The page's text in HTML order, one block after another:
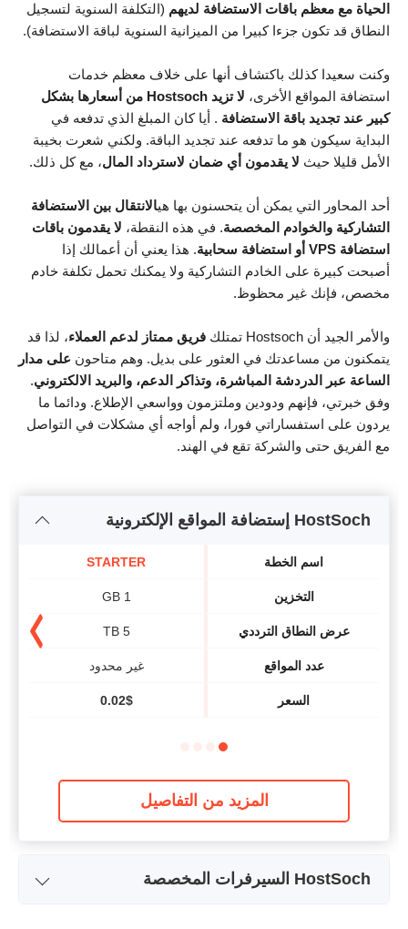
الحياة مع معظم باقات الاستضافة لديهم (التكلفة السنوية لتسجيل
النطاق قد تكون جزءا كبيرا من الميزانية السنوية لباقة الاستضافة).
وكنت سعيدا كذلك باكتشاف أنها على خلاف معظم خدمات
استضافة المواقع الأخرى،
لا تزيد Hostsoch من أسعارها بشكل
كبير عند تجديد باقة الاستضافة . أيا كان المبلغ الذي تدفعه في
البداية سيكون هو ما تدفعه عند تجديد الباقة. ولكني شعرت بخيبة
الأمل قليلا حيث لا يقدمون أي ضمان لاسترداد المال، مع كل ذلك.
أحد المحاور التي يمكن أن يتحسنون بها هيالانتقال بين الاستضافة
التشاركية والخوادم المخصصة. في هذه النقطة، لا يقدمون باقات
استضافة VPS أو استضافة سحابية
. هذا يعني أن أعمالك إذا
أصبحت كبيرة على الخادم التشاركية ولا يمكنك تحمل تكلفة خادم
مخصص، فإنك غير محظوظ.
والأمر الجيد أن Hostsoch تمتلك فريق ممتاز لدعم العملاء، لذا قد
يتمكنون من مساعدتك في العثور على بديل. وهم متاحون على مدار
الساعة عبر الدردشة المباشرة، وتذاكر الدعم، والبريد الالكتروني.
وفق خبرتي، فإنهم ودودين وملتزمون وواسعي الإطلاع. ودائما ما
يردون على استفساراتي فورا، ولم أواجه أي مشكلات في التواصل
مع الفريق حتى والشركة تقع في الهند.
HostSoch إستضافة المواقع الإلكترونية
اسم الخطة
التخزين
عرض النطاق الترددي
عدد المواقع
السعر
STARTER
1 GB
5 TB
غير محدود
$
0.02
المزيد من التفاصيل
HostSoch السيرفرات المخصصة